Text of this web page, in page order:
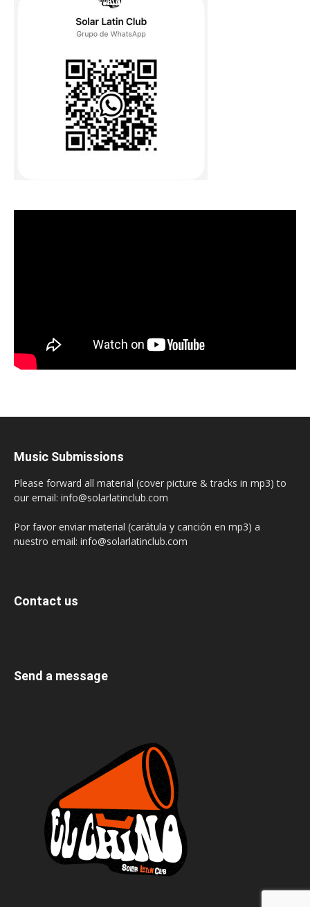
Music Submissions
Please forward all material (cover picture & tracks in mp3) to
our email: info@solarlatinclub.com
Por favor enviar material (carátula y canción en mp3) a
nuestro email: info@solarlatinclub.com
Contact us
Send a message